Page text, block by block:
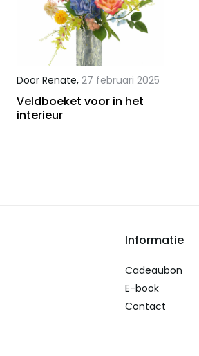
Door Renate, 27 februari 2025
Veldboeket voor in het
interieur
Informatie
Cadeaubon
E-book
Contact